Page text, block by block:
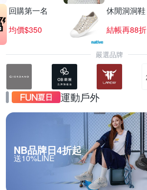
回購第一名
均價$350
休閒洞洞鞋
結帳再88折
嚴選品牌
運動戶外
NB品牌日4折起
送10%LINE